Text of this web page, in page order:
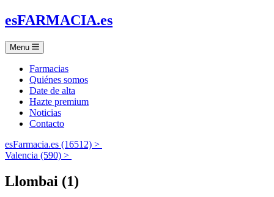
esFARMACIA.es
Menu
Farmacias
Quiénes somos
Date de alta
Hazte premium
Noticias
Contacto
esFarmacia.es (16512) >
Valencia (590) >
Llombai (1)